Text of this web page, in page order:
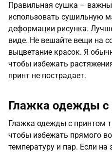
Правильная сушка –
использовать сушильную
деформации рисунка.
виде. Не вешайте вещи на
выцветание красок. Я
чтобы избежать
принт не пострадает.
Глажка одежды с
Глажка одежды с принтом
чтобы избежать прямого
температуру и пар. Если на